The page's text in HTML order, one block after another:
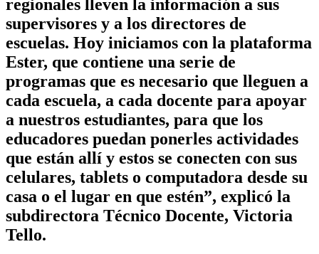
regionales lleven la información a sus
supervisores y a los directores de
escuelas. Hoy iniciamos con la plataforma
Ester, que contiene una serie de
programas que es necesario que lleguen a
cada escuela, a cada docente para apoyar
a nuestros estudiantes, para que los
educadores puedan ponerles actividades
que están allí y estos se conecten con sus
celulares, tablets o computadora desde su
casa o el lugar en que estén”, explicó la
subdirectora Técnico Docente, Victoria
Tello.